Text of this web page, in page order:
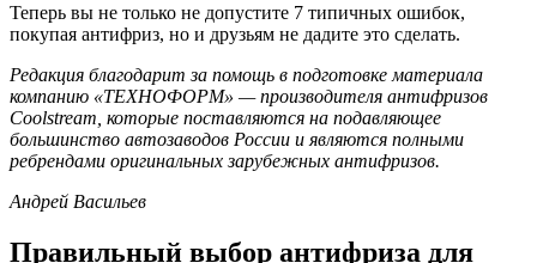
Теперь вы не только не допустите 7 типичных ошибок,
покупая антифриз, но и друзьям не дадите это сделать.
Редакция благодарит за помощь в подготовке материала
компанию «ТЕХНОФОРМ» — производителя антифризов
Coolstream, которые поставляются на подавляющее
большинство автозаводов России и являются полными
ребрендами оригинальных зарубежных антифризов.
Андрей Васильев
Правильный выбор антифриза для